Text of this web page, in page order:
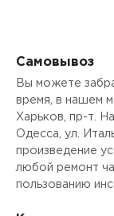
Самовывоз
Вы можете
время, в нашем
Харьков, пр-т.
Одесса, ул.
произведение
любой ремонт
пользованию